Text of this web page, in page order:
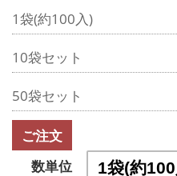
1袋(約100入)
10袋セット
50袋セット
ご注文
数単位